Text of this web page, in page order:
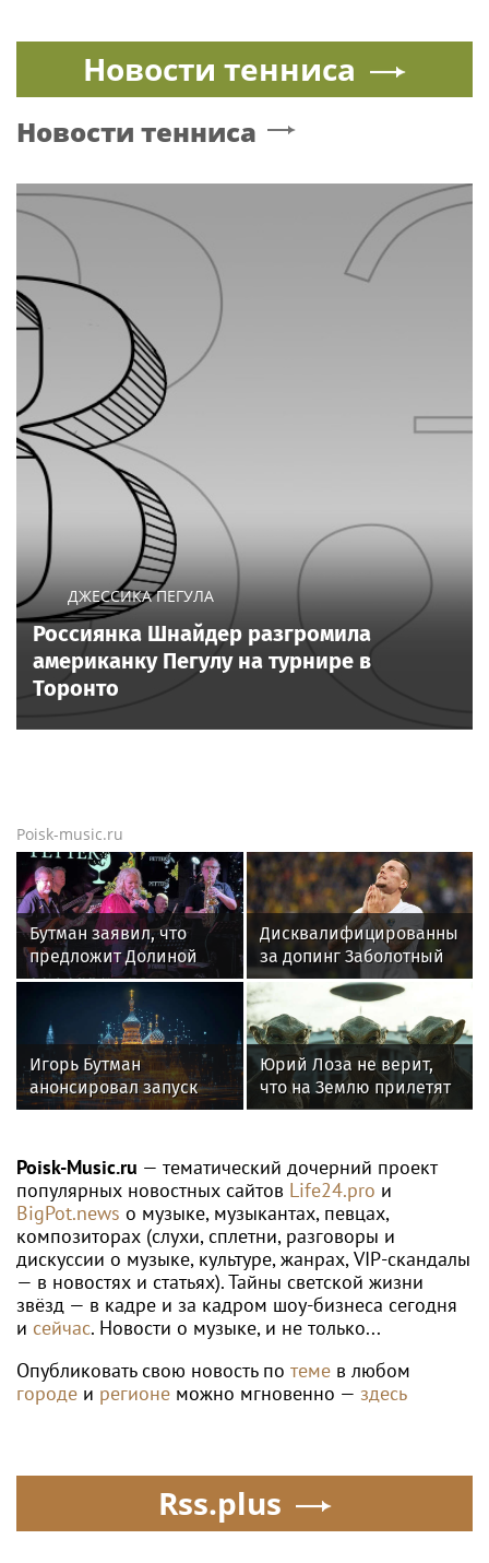
Новости тенниса
Новости тенниса
ДЖЕССИКА ПЕГУЛА
Россиянка Шнайдер разгромила
американку Пегулу на турнире в
Торонто
Poisk-music.ru
Бутман заявил, что
предложит Долиной
кафедру в будущем
джазовом вузе
Дисквалифицированный
за допинг Заболотный
подписал контракт с
клубом Басты
Игорь Бутман
анонсировал запуск
первого джазового
Юрий Лоза не верит,
что на Землю прилетят
инопланетяне
Poisk-Music.ru — тематический дочерний проект
популярных новостных сайтов Life24.pro и
BigPot.news о музыке, музыкантах, певцах,
композиторах (слухи, сплетни, разговоры и
дискуссии о музыке, культуре, жанрах, VIP-скандалы
— в новостях и статьях). Тайны светской жизни
звёзд — в кадре и за кадром шоу-бизнеса сегодня
и сейчас. Новости о музыке, и не только...
Опубликовать свою новость по теме в любом
городе и регионе можно мгновенно — здесь
Rss.plus